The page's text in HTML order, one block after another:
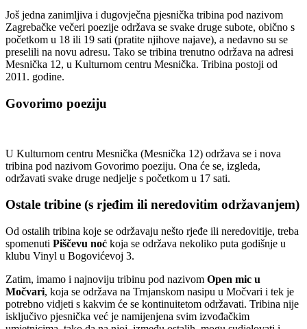
Još jedna zanimljiva i dugovječna pjesnička tribina pod nazivom
Zagrebačke večeri poezije održava se svake druge subote, obično s
početkom u 18 ili 19 sati (pratite njihove najave), a nedavno su se
preselili na novu adresu. Tako se tribina trenutno održava na adresi
Mesnička 12, u Kulturnom centru Mesnička. Tribina postoji od
2011. godine.
Govorimo poeziju
U Kulturnom centru Mesnička (Mesnička 12) održava se i nova
tribina pod nazivom Govorimo poeziju. Ona će se, izgleda,
održavati svake druge nedjelje s početkom u 17 sati.
Ostale tribine (s rjeđim ili neredovitim održavanjem)
Od ostalih tribina koje se održavaju nešto rjeđe ili neredovitije, treba
spomenuti Piščevu noć koja se održava nekoliko puta godišnje u
klubu Vinyl u Bogovićevoj 3.
Zatim, imamo i najnoviju tribinu pod nazivom Open mic u
Močvari, koja se održava na Trnjanskom nasipu u Močvari i tek je
potrebno vidjeti s kakvim će se kontinuitetom održavati. Tribina nije
isključivo pjesnička već je namijenjena svim izvođačkim